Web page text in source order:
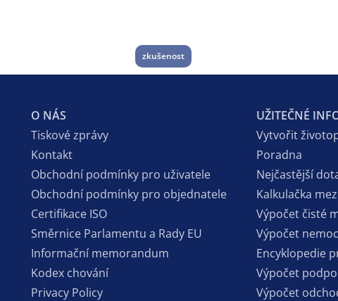
zkušenost
O NÁS
Tiskové zprávy
Kontakt
Obchodní podmínky pro uživatele
Obchodní podmínky pro objednatele
Certifikace ISO
Směrnice Parlamentu a Rady EU
Informační memorandum
Kodex chování
Privacy Policy
UŽITEČNÉ
Vytvořit
Poradna
Nejčastější
Kalkulačka
Výpočet čisté
Výpočet
Encyklopedie
Výpočet
Výpočet